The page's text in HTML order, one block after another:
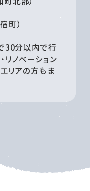
町）
30分以内で行
リノベーション
リアの方もま